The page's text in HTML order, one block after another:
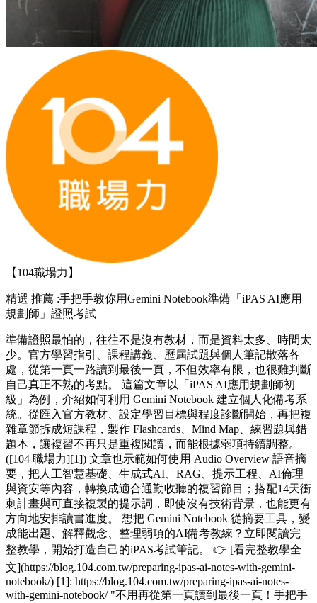
【104職場力】
精選 推薦 :手把手教你用Gemini Notebook準備「iPAS AI應用
規劃師」證照考試
準備證照最怕的，往往不是沒有教材，而是資料太多、時間太
少。官方學習指引、課程講義、歷屆試題與個人筆記散落各
處，從第一頁一路讀到最後一頁，不但效率有限，也很難判斷
自己真正不熟的考點。 這篇文章以「iPAS AI應用規劃師初
級」為例，介紹如何利用 Gemini Notebook 建立個人化備考系
統。從匯入官方教材、設定學習目標與程度診斷開始，再把複
雜章節拆成短課程，製作 Flashcards、Mind Map、練習題與錯
題本，讓複習不再只是重複閱讀，而能根據弱項持續調整。
([104 職場力][1]) 文章也示範如何使用 Audio Overview 語音摘
要，把人工智慧基礎、生成式AI、RAG、提示工程、AI倫理
與資安等內容，轉換成適合通勤收聽的複習節目；搭配14天衝
刺計畫與可直接複製的提示詞，即使沒有技術背景，也能更有
方向地安排讀書進度。 想把 Gemini Notebook 從摘要工具，變
成能出題、解釋觀念、整理弱項的AI備考教練？立即閱讀完
整教學，開始打造自己的iPAS考試筆記。 👉 [看完整教學全
文](https://blog.104.com.tw/preparing-ipas-ai-notes-with-gemini-
notebook/) [1]: https://blog.104.com.tw/preparing-ipas-ai-notes-
with-gemini-notebook/ "不用再從第一頁讀到最後一頁！手把手